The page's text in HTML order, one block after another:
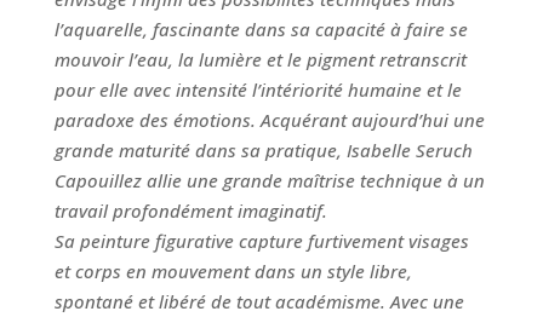
l’aquarelle, fascinante dans sa capacité à faire se
mouvoir l’eau, la lumière et le pigment retranscrit
pour elle avec intensité l’intériorité humaine et le
paradoxe des émotions. Acquérant aujourd’hui une
grande maturité dans sa pratique, Isabelle Seruch
Capouillez allie une grande maîtrise technique à un
travail profondément imaginatif.
Sa peinture figurative capture furtivement visages
et corps en mouvement dans un style libre,
spontané et libéré de tout académisme. Avec une